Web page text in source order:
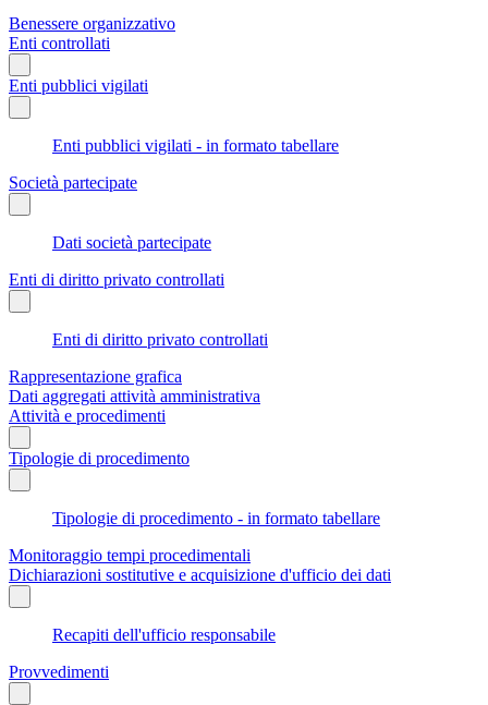
Benessere organizzativo
Enti controllati
Enti pubblici vigilati
Enti pubblici vigilati - in formato tabellare
Società partecipate
Dati società partecipate
Enti di diritto privato controllati
Enti di diritto privato controllati
Rappresentazione grafica
Dati aggregati attività amministrativa
Attività e procedimenti
Tipologie di procedimento
Tipologie di procedimento - in formato tabellare
Monitoraggio tempi procedimentali
Dichiarazioni sostitutive e acquisizione d'ufficio dei dati
Recapiti dell'ufficio responsabile
Provvedimenti